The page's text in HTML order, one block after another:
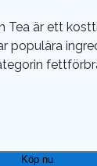
Tea är ett
populära
Köp nu